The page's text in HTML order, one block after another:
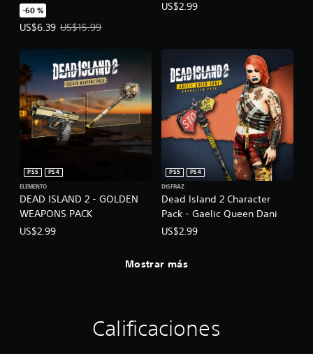
-60 %
US$6.39
Precio de la oferta: US$6.39. Precio original: US$15.99.
US$15.99
US$2.99
DEAD ISLAND 2 - GOLDEN
WEAPONS PACK
PS5
PS4
ELEMENTO
US$2.99
Dead Island 2 Character
Pack - Gaelic Queen Dani
PS5
PS4
DISFRAZ
US$2.99
Mostrar más
Calificaciones